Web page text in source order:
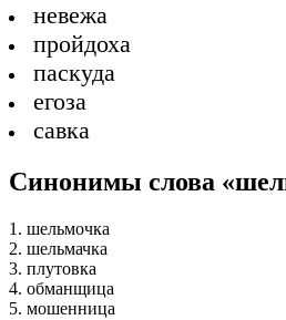
невежа
пройдоха
паскуда
егоза
савка
Синонимы слова
1. шельмочка
2. шельмачка
3. плутовка
4. обманщица
5. мошенница